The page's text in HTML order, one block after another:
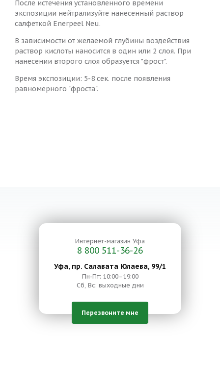
После истечения установленного времени
экспозиции нейтрализуйте нанесенный раствор
салфеткой Enerpeel Neu.
В зависимости от желаемой глубины воздействия
раствор кислоты наносится в один или 2 слоя. При
нанесении второго слоя образуется "фрост".
Время экспозиции: 5-8 сек. после появления
равномерного "фроста".
Интернет-магазин Уфа
8 800 511-36-26
Уфа, пр. Салавата Юлаева, 99/1
Пн-Пт: 10:00–19:00
Сб, Вс: выходные дни
Перезвоните мне